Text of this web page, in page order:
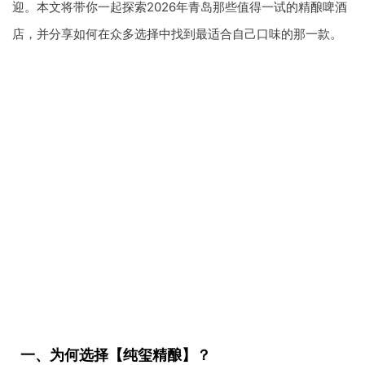
迎。本文将带你一起探索2026年青岛那些值得一试的精酿啤酒
店，并分享如何在众多选择中找到最适合自己口味的那一款。
一、为何选择【纯玺精酿】？